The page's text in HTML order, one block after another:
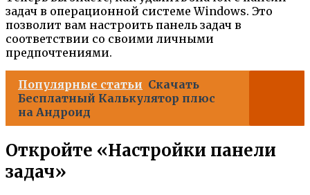
задач в операционной системе Windows. Это
позволит вам настроить панель задач в
соответствии со своими личными
предпочтениями.
Популярные статьи Скачать
Бесплатный Калькулятор плюс
на Андроид
Откройте «Настройки панели
задач»